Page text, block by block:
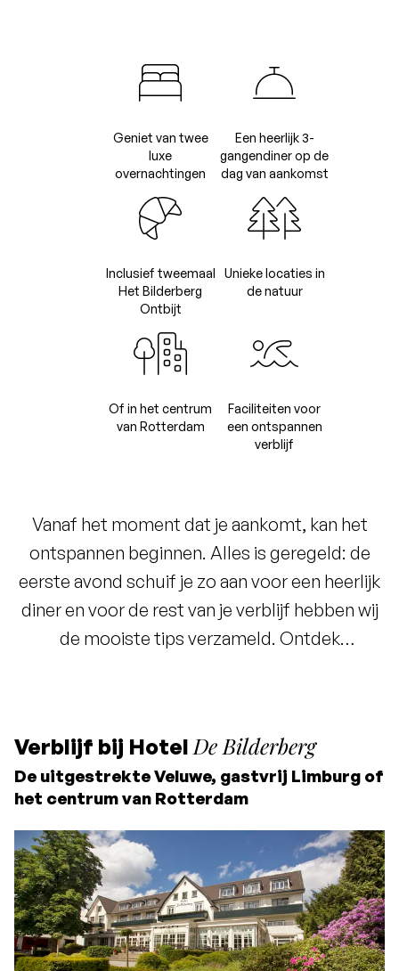
Geniet van twee
luxe
overnachtingen
Een heerlijk 3-
gangendiner op de
dag van aankomst
Inclusief tweemaal
Het Bilderberg
Ontbijt
Unieke locaties in
de natuur
Of in het centrum
van Rotterdam
Faciliteiten voor
een ontspannen
verblijf
Vanaf het moment dat je aankomt, kan het
ontspannen beginnen. Alles is geregeld: de
eerste avond schuif je zo aan voor een heerlijk
diner en voor de rest van je verblijf hebben wij
de mooiste tips verzameld. Ontdek
niets. Blijf in het hotel en geniet van de
uitgebreide faciliteiten. Hier draait alles om tijd
en aandacht voor elkaar. Dat is pas écht
zorgeloos genieten.
Verblijf bij Hotel De Bilderberg
De uitgestrekte Veluwe, gastvrij Limburg of
het centrum van Rotterdam